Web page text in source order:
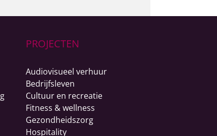
PROJECTEN
Audiovisueel verhuur
Bedrijfsleven
Cultuur en recreatie
Fitness & wellness
Gezondheidszorg
Hospitality